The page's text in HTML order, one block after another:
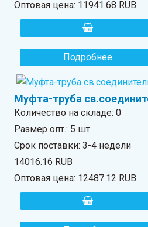
Оптовая цена: 11941.68 RUB
Подробнее
Муфта-труба
Количество на складе:0
Размер опт.: 5 шт
Срок поставки: 3-4 недели
14016.16 RUB
Оптовая цена: 12487.12 RUB